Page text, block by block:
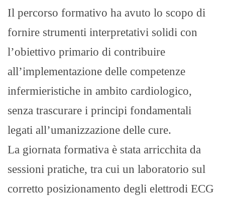
​Il percorso formativo ha avuto lo scopo di
fornire strumenti interpretativi solidi con
l’obiettivo primario di contribuire
all’implementazione delle competenze
infermieristiche in ambito cardiologico,
senza trascurare i principi fondamentali
legati all’umanizzazione delle cure.
La giornata formativa è stata arricchita da
sessioni pratiche, tra cui un laboratorio sul
corretto posizionamento degli elettrodi ECG